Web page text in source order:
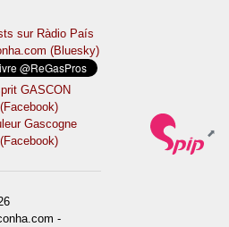
sur Ràdio País
(Bluesky)
GASCON
(Facebook)
Gascogne
(Facebook)
-